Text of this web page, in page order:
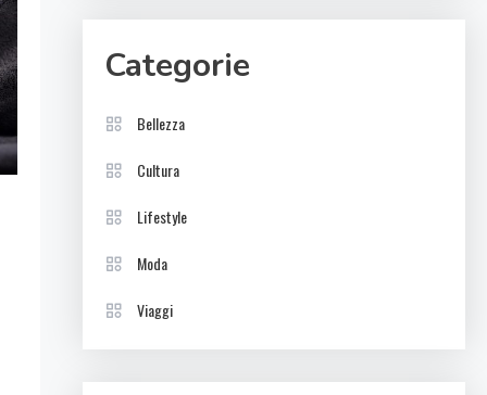
Categorie
Bellezza
Cultura
Lifestyle
Moda
Viaggi